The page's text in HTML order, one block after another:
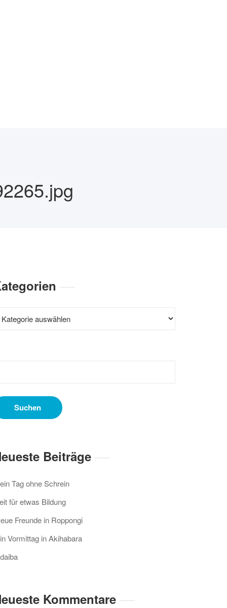
Beiträge
Tag ohne Schrein
für etwas Bildung
Freunde in Roppongi
Vormittag in Akihabara
Kommentare